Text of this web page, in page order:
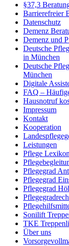
§37,3
Barrierefreier
Datenschutz
Demenz
Demenz und
Deutsche
in München
Deutsche
München
Digitale
FAQ –
Hausnotruf
Impressum
Kontakt
Kooperation
Leistungen
Pflege
Pflegegrad
Pflegegrad
Pflegegrad
Sonilift
TKE
Über uns